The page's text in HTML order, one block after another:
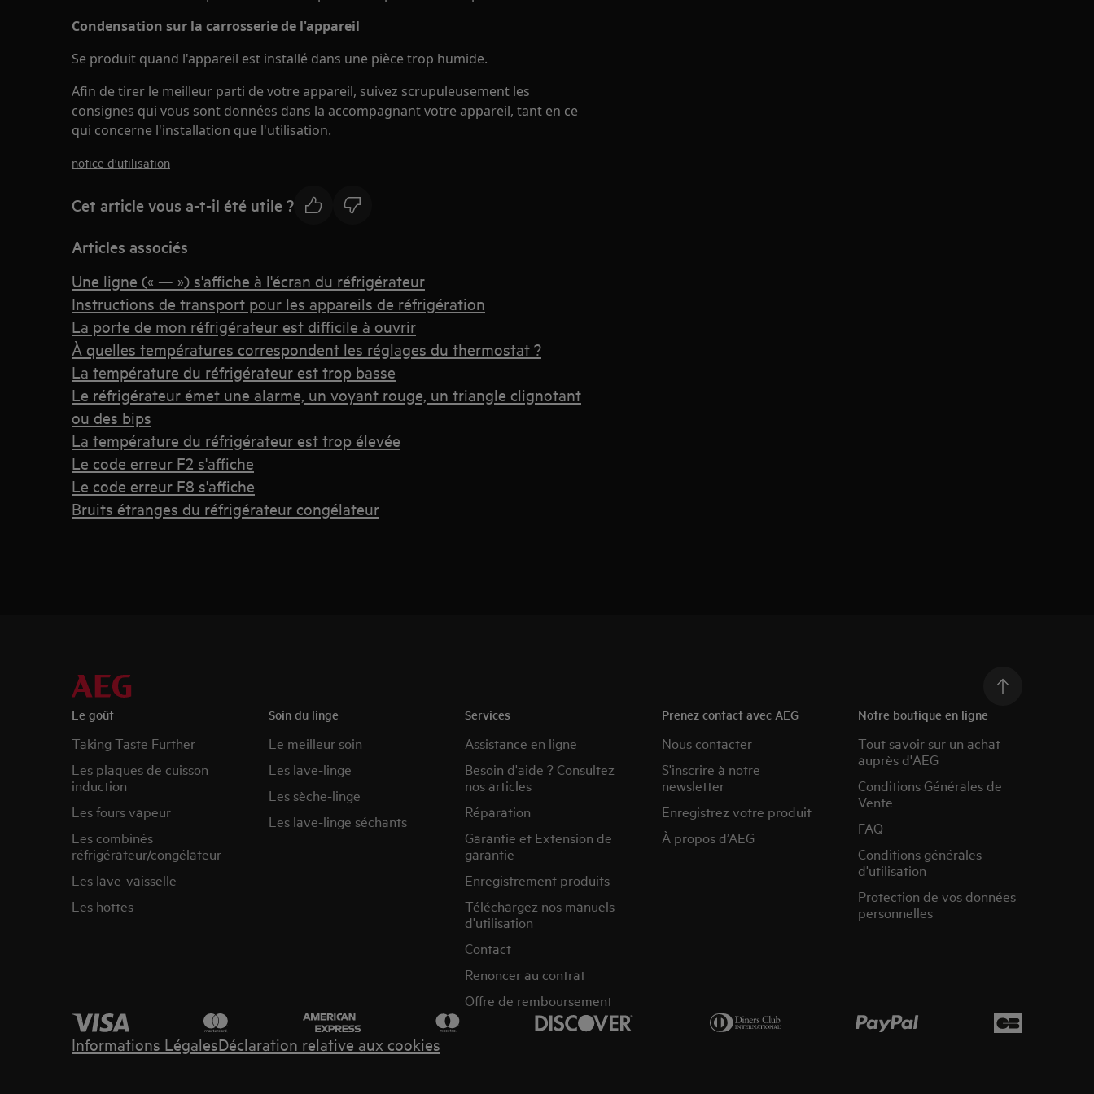
Condensation sur la carrosserie de l'appareil
Se produit quand l'appareil est installé dans une pièce trop humide.
Afin de tirer le meilleur parti de votre appareil, suivez scrupuleusement les
consignes qui vous sont données dans la accompagnant votre appareil, tant en ce
qui concerne l'installation que l'utilisation.
notice d'utilisation
Cet article vous a-t-il été utile ?
Articles associés
Une ligne (« — ») s'affiche à l'écran du réfrigérateur
Instructions de transport pour les appareils de réfrigération
La porte de mon réfrigérateur est difficile à ouvrir
À quelles températures correspondent les réglages du thermostat ?
La température du réfrigérateur est trop basse
Le réfrigérateur émet une alarme, un voyant rouge, un triangle clignotant
ou des bips
La température du réfrigérateur est trop élevée
Le code erreur F2 s'affiche
Le code erreur F8 s'affiche
Bruits étranges du réfrigérateur congélateur
Le goût
Taking Taste Further
Les plaques de cuisson
induction
Les fours vapeur
Les combinés
réfrigérateur/congélateur
Les lave-vaisselle
Les hottes
Soin du linge
Le meilleur soin
Les lave-linge
Les sèche-linge
Les lave-linge séchants
Services
Assistance en ligne
Besoin d'aide ? Consultez
nos articles
Réparation
Garantie et Extension de
garantie
Enregistrement produits
Téléchargez nos manuels
d'utilisation
Contact
Renoncer au contrat
Offre de remboursement
Prenez contact avec AEG
Nous contacter
S'inscrire à notre
newsletter
Enregistrez votre produit
À propos d’AEG
Notre boutique en ligne
Tout savoir sur un achat
auprès d'AEG
Conditions Générales de
Vente
FAQ
Conditions générales
d'utilisation
Protection de vos données
personnelles
Informations LégalesDéclaration relative aux cookies